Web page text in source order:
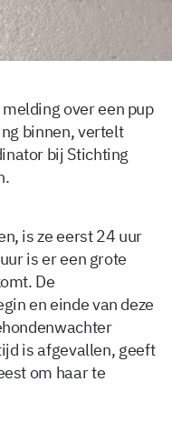
over een pup
binnen, vertelt
bij Stichting
is ze eerst 24 uur
is er een grote
De
en einde van deze
is afgevallen, geeft
om haar te